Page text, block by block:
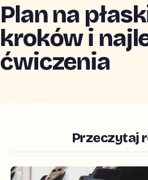
Plan na
kroków i
ćwiczenia
Przeczytaj